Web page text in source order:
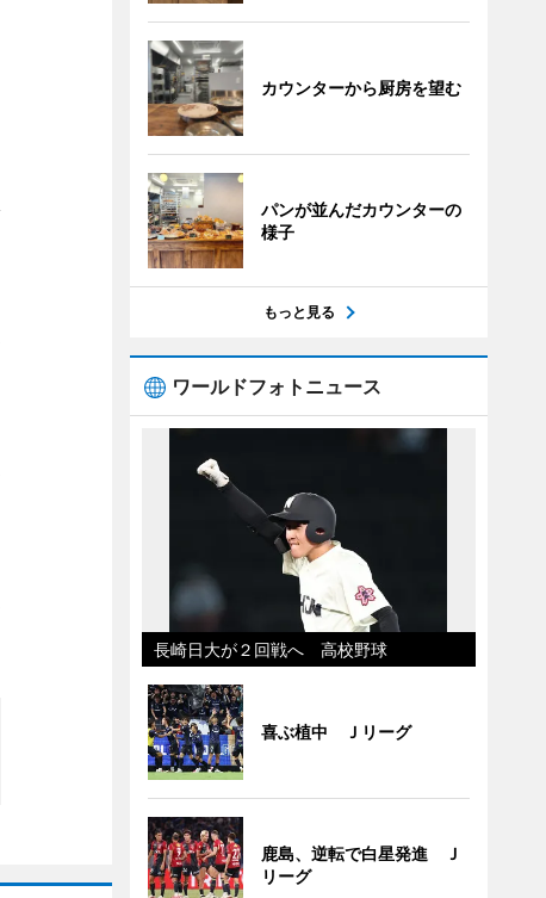
カウンターから厨房を望む
パンが並んだカウンターの
様子
もっと見る
ワールドフォトニュース
長崎日大が２回戦へ 高校野球
喜ぶ植中 Ｊリーグ
鹿島、逆転で白星発進 Ｊ
リーグ